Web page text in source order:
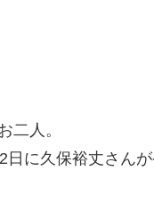
二人。
に久保裕丈さんが